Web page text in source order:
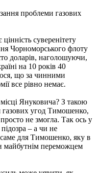
проблеми газових
суверенітету
Чорноморського флоту
доларів, наголошуючи,
на 10 років 40
що за чинними
все рівно немає.
Януковича? З такою
газових угод Тимошенко,
не змогла. Так ось у
– а чи не
для Тимошенко, яку в
майбутнім переможцем